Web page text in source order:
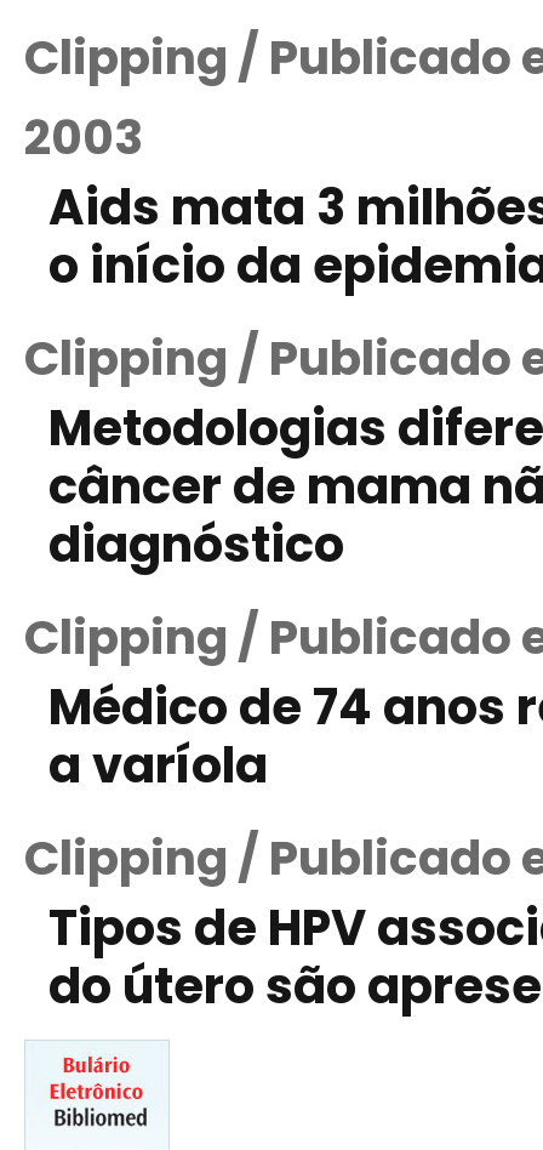
Clipping / Publicado
2003
Aids mata 3
o início da
Clipping / Publicado
Metodologias
câncer de mama
diagnóstico
Clipping / Publicado
Médico de 74
a varíola
Clipping / Publicado
Tipos de HPV
do útero são